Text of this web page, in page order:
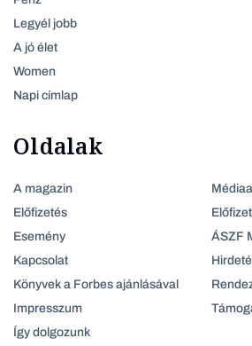
Legyél jobb
A jó élet
Women
Napi címlap
Oldalak
A magazin
Előfizetés
Esemény
Kapcsolat
Könyvek a Forbes ajánlásával
Impresszum
Így dolgozunk
ÁSZF